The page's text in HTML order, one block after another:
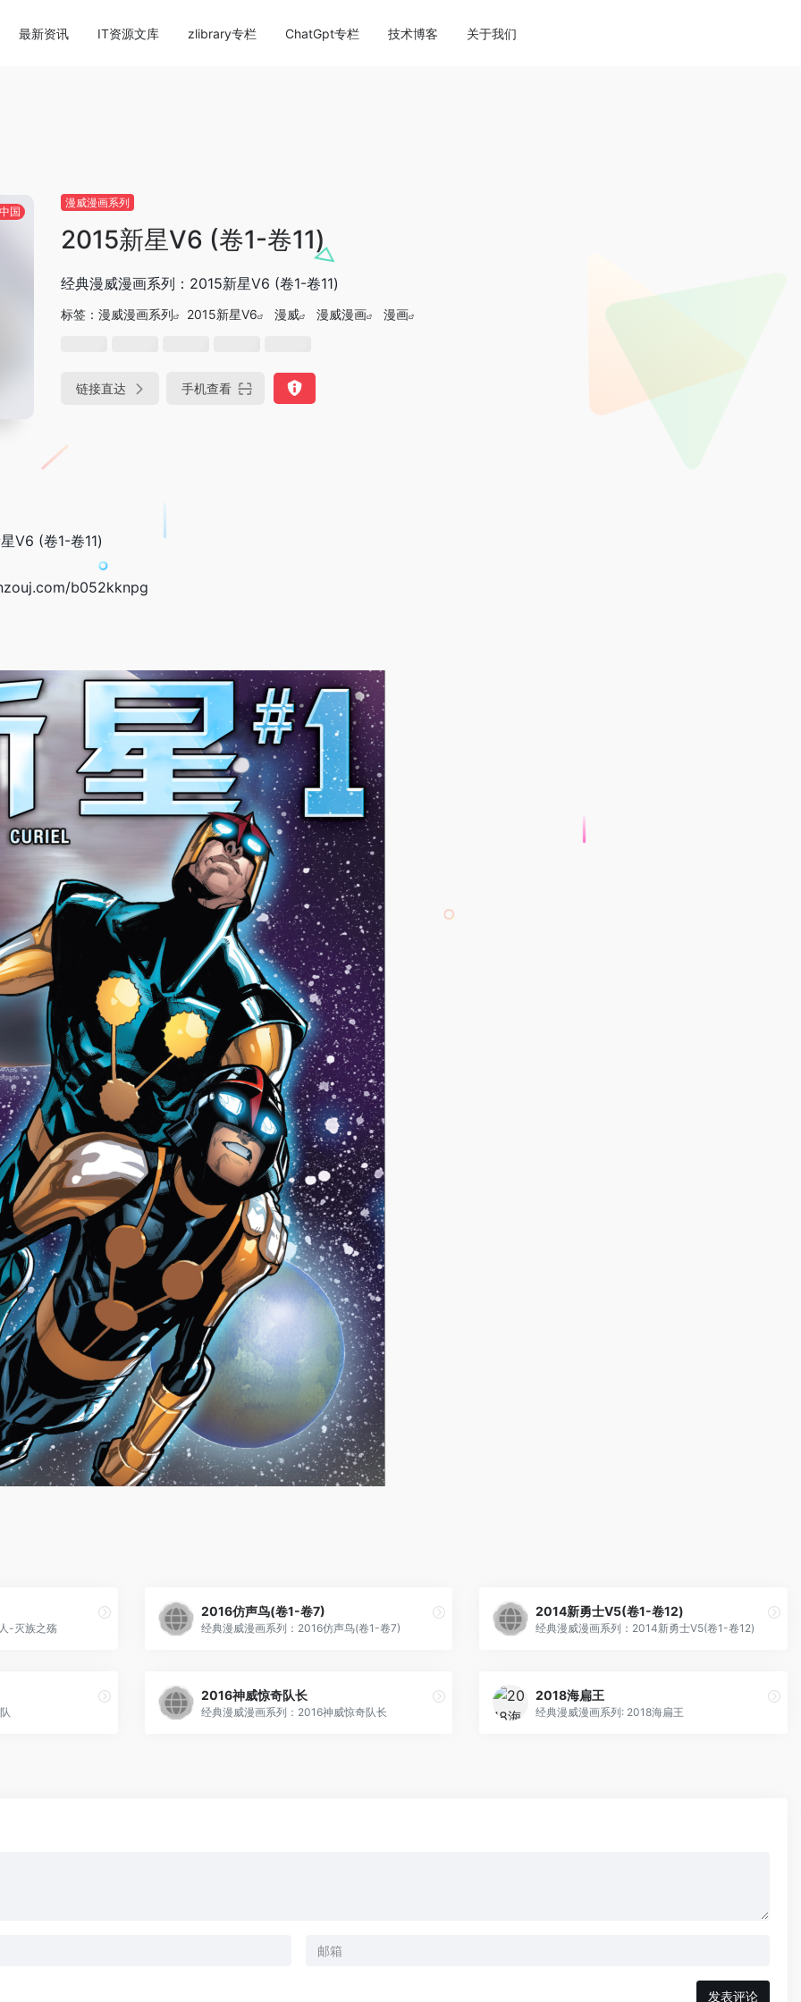
themes/onenav/inc/wp-optimization.phpon line113
最新资讯 IT资源文库 zlibrary专栏 ChatGpt专栏 技术博客 关于我们
中国
漫威漫画系列
2015新星V6 (卷1-卷11)
经典漫威漫画系列：2015新星V6 (卷1-卷11)
标签： 漫威漫画系列 2015新星V6 漫威 漫威漫画 漫画
链接直达 手机查看
V6 (卷1-卷11)
b052kknpg
-灭族之殇
2016仿声鸟(卷1-卷7)
经典漫威漫画系列：2016仿声鸟(卷1-卷7)
2014新勇士V5(卷1-卷12)
经典漫威漫画系列：2014新勇士V5(卷1-卷12)
2016神威惊奇队长
经典漫威漫画系列：2016神威惊奇队长
2018海扁王
经典漫威漫画系列: 2018海扁王
发表评论